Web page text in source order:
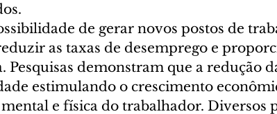
de gerar novos postos de
as taxas de desemprego e
Pesquisas demonstram que a redução
estimulando o crescimento
e física do trabalhador. Diversos